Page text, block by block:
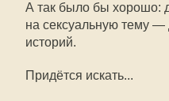
А так было бы хорошо:
на сексуальную тему
историй.
Придётся искать...